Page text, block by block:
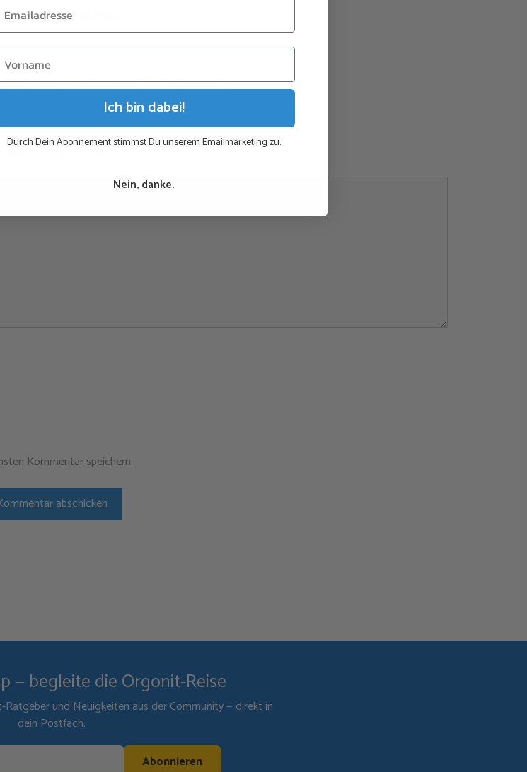
Abmessungen: Höhe – 10 mm, Durchmesser – 30 mm
(Dieses Produkt ist handgefertigt und das Endprodukt kann leicht abweichen)
Reviews
Sie der Erste, der dieses Produkt bewertet.
in allen Sprachen an (26)
Bewertung schreiben
Kommentar speichern.
— begleite die Orgonit-Reise
und Neuigkeiten aus der Community — direkt in
dein Postfach.
Abonnieren
Ich bin dabei!
Durch Dein Abonnement stimmst Du unserem Emailmarketing zu.
Nein, danke.